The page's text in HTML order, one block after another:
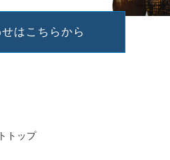
はこちらから
トップ